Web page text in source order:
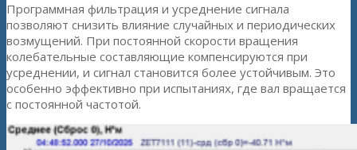
Программная фильтрация и усреднение сигнала
позволяют снизить влияние случайных и периодических
возмущений. При постоянной скорости вращения
колебательные составляющие компенсируются при
усреднении, и сигнал становится более устойчивым. Это
особенно эффективно при испытаниях, где вал вращается
с постоянной частотой.